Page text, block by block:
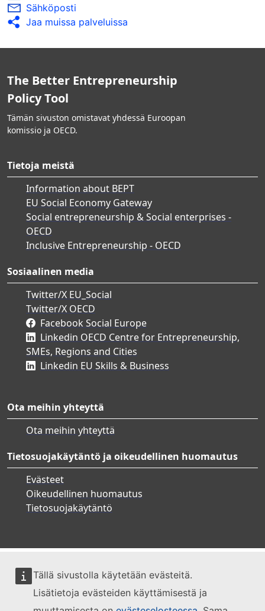
Tällä sivustolla käytetään evästeitä.
Lisätietoja evästeiden käyttämisestä ja
Sähköposti
Jaa muissa palveluissa
The Better Entrepreneurship
Policy Tool
Tämän sivuston omistavat yhdessä Euroopan
komissio ja OECD.
Tietoja meistä
Information about BEPT
EU Social Economy Gateway
Social entrepreneurship & Social enterprises -
OECD
Inclusive Entrepreneurship - OECD
Sosiaalinen media
Twitter/X EU_Social
Twitter/X OECD
Facebook Social Europe
Linkedin OECD Centre for Entrepreneurship,
SMEs, Regions and Cities
Linkedin EU Skills & Business
Ota meihin yhteyttä
Ota meihin yhteyttä
Tietosuojakäytäntö ja oikeudellinen huomautus
Evästeet
Oikeudellinen huomautus
Tietosuojakäytäntö